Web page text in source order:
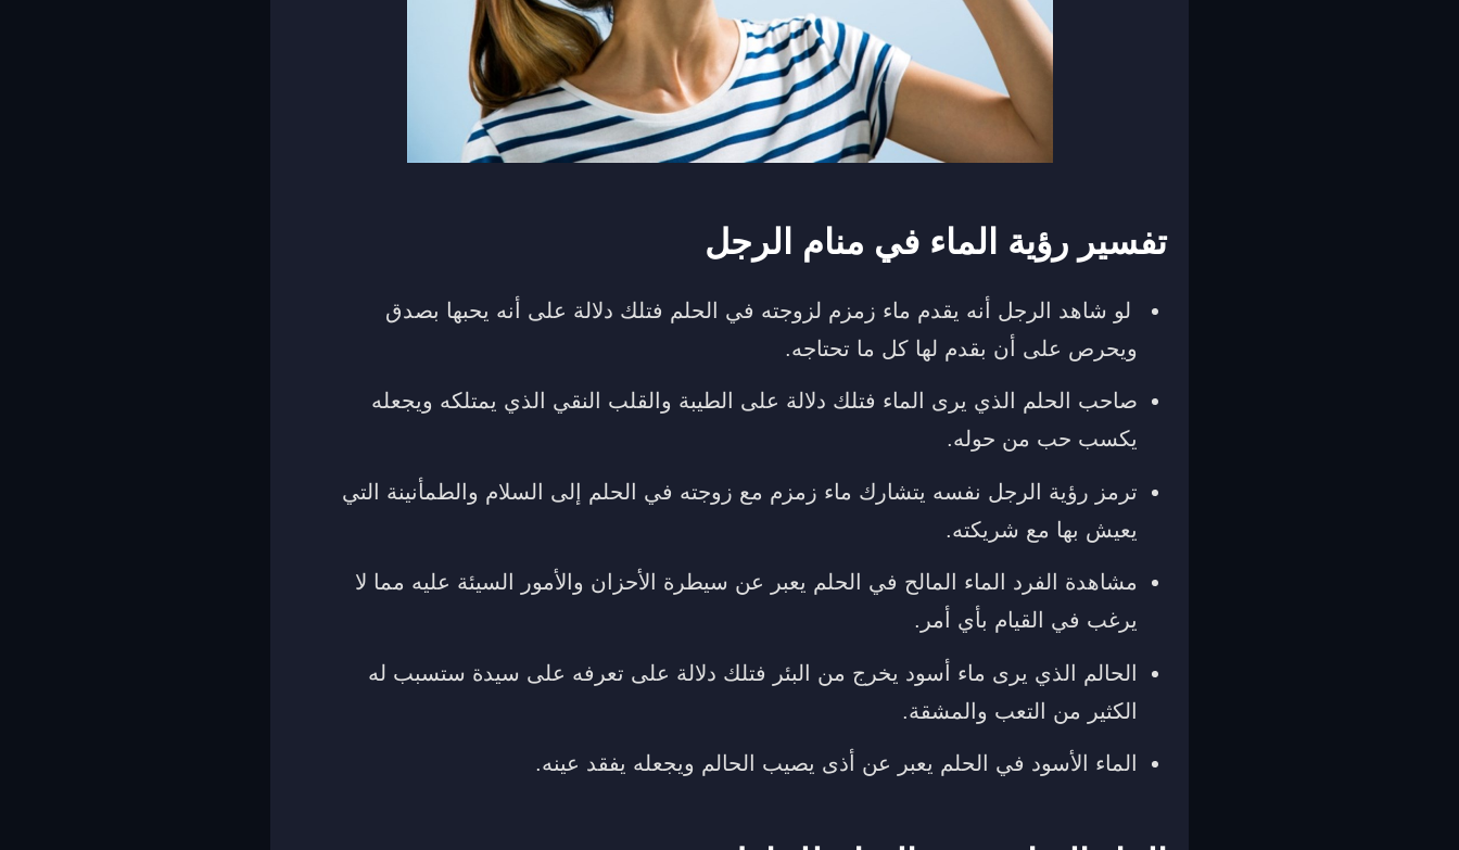
تفسير رؤية الماء في منام الرجل
لو شاهد الرجل أنه يقدم ماء زمزم لزوجته في الحلم فتلك دلالة على أنه يحبها بصدق
ويحرص على أن بقدم لها كل ما تحتاجه.
صاحب الحلم الذي يرى الماء فتلك دلالة على الطيبة والقلب النقي الذي يمتلكه ويجعله
يكسب حب من حوله.
ترمز رؤية الرجل نفسه يتشارك ماء زمزم مع زوجته في الحلم إلى السلام والطمأنينة التي
يعيش بها مع شريكته.
مشاهدة الفرد الماء المالح في الحلم يعبر عن سيطرة الأحزان والأمور السيئة عليه مما لا
يرغب في القيام بأي أمر.
الحالم الذي يرى ماء أسود يخرج من البئر فتلك دلالة على تعرفه على سيدة ستسبب له
الكثير من التعب والمشقة.
الماء الأسود في الحلم يعبر عن أذى يصيب الحالم ويجعله يفقد عينه.